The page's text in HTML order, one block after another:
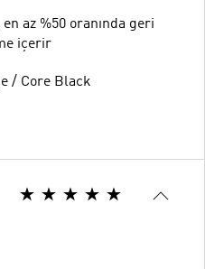
az %50 oranında geri
içerir
/ Core Black